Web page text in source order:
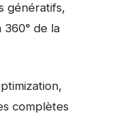
génératifs,
360° de la
complètes